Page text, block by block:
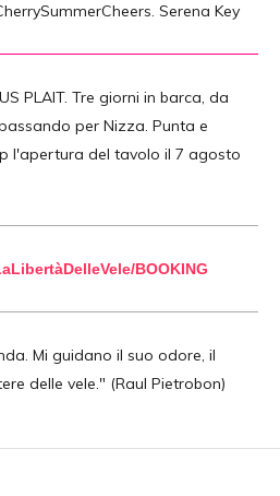
Serena Key
PLAIT. Tre giorni in barca, da
per Nizza. Punta e
l'apertura del tavolo il 7 agosto
BOOKING
Mi guidano il suo odore, il
delle vele." (Raul Pietrobon)